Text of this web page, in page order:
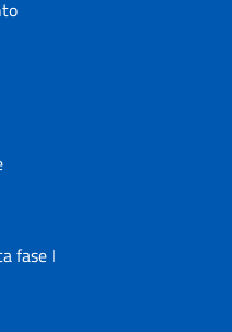
fase I